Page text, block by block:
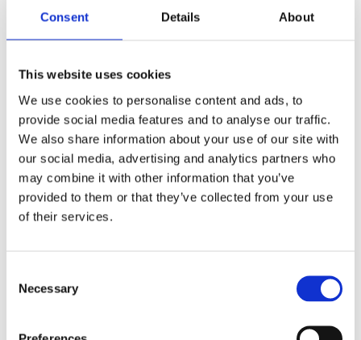
Consent Details About
This website uses cookies
We use cookies to personalise content and ads, to
provide social media features and to analyse our traffic.
We also share information about your use of our site with
our social media, advertising and analytics partners who
may combine it with other information that you’ve
provided to them or that they’ve collected from your use
of their services.
Selection
Necessary
Рульова рейка з ГПК Fiat
Ulysse 02-10, Peugeot 807 02-
14, Citroen C8 02-14
CI236R
Стан Відновлений
В наявності
Рульова рейка з ГПК Fiat
Ulysse 02-10, Peugeot 807 02-
14, Citroen C8 02-14
Номер артикула:
СтанНовий